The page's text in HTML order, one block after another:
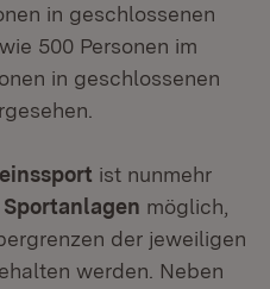
in geschlossenen
500 Personen im
in geschlossenen
ist nunmehr
möglich,
der jeweiligen
werden. Neben